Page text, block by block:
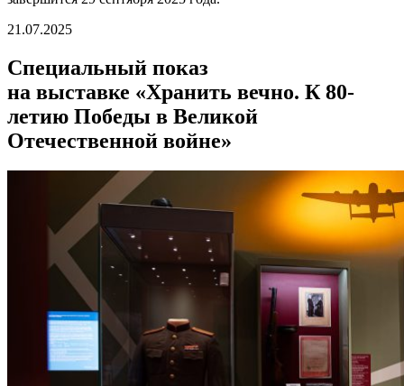
21.07.2025
Специальный показ
на выставке «Хранить вечно. К 80-
летию Победы в Великой
Отечественной войне»